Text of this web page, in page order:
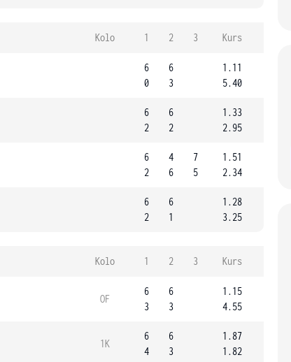
Kolo 1 2 3 Kurs
6
0
6
3
1.11
5.40
6
2
6
2
1.33
2.95
6
2
4
6
7
5
1.51
2.34
6
2
6
1
1.28
3.25
Kolo 1 2 3 Kurs
OF
6
3
6
3
1.15
4.55
1K
6
4
6
3
1.87
1.82